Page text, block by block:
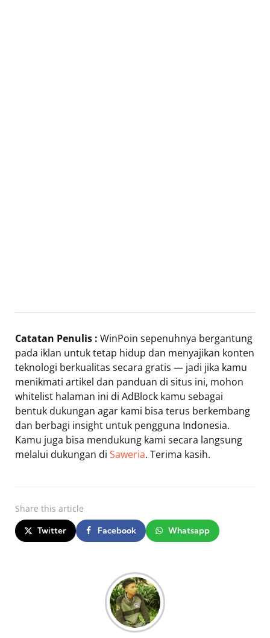
Catatan Penulis : WinPoin sepenuhnya bergantung
pada iklan untuk tetap hidup dan menyajikan konten
teknologi berkualitas secara gratis — jadi jika kamu
menikmati artikel dan panduan di situs ini, mohon
whitelist halaman ini di AdBlock kamu sebagai
bentuk dukungan agar kami bisa terus berkembang
dan berbagi insight untuk pengguna Indonesia.
Kamu juga bisa mendukung kami secara langsung
melalui dukungan di Saweria. Terima kasih.
Share this article
Twitter Facebook Whatsapp